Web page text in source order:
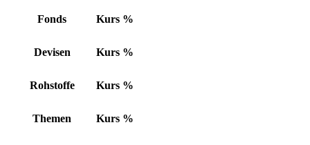
Fonds Kurs %
Devisen Kurs %
Rohstoffe Kurs %
Themen Kurs %